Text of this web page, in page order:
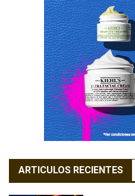
ARTICULOS RECIENTES